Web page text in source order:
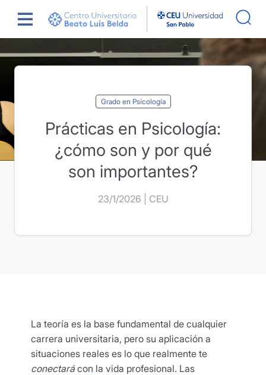
contenido
Actualidad
Prácticas en Psicología: ¿cómo son
son importantes?
Grado en Psicología
Prácticas en Psicología:
¿cómo son y por qué
son importantes?
23/1/2026 | CEU
La teoría es la base fundamental de cualquier
carrera universitaria, pero su aplicación a
situaciones reales es lo que realmente te
conectará con la vida profesional. Las